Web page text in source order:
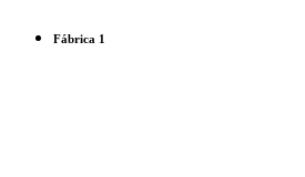
Fábrica 1